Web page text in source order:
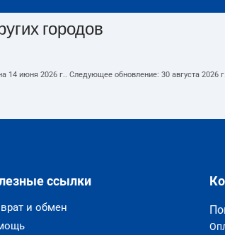
городов
14 июня 2026 г.. Следующее обновление: 30 августа 2026 г.
ссылки
и обмен